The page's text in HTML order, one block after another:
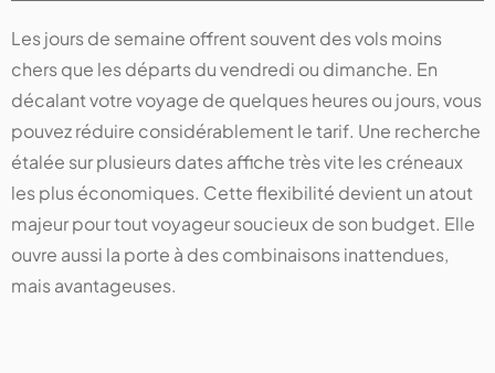
Les jours de semaine offrent souvent des vols moins
chers que les départs du vendredi ou dimanche. En
décalant votre voyage de quelques heures ou jours, vous
pouvez réduire considérablement le tarif. Une recherche
étalée sur plusieurs dates affiche très vite les créneaux
les plus économiques. Cette flexibilité devient un atout
majeur pour tout voyageur soucieux de son budget. Elle
ouvre aussi la porte à des combinaisons inattendues,
mais avantageuses.